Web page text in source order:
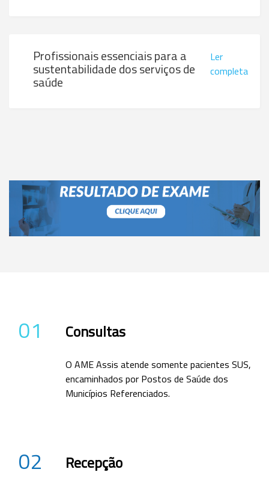
Profissionais essenciais para a
sustentabilidade dos serviços de
saúde
Ler
completa
01 Consultas
O AME Assis atende somente pacientes SUS,
encaminhados por Postos de Saúde dos
Municípios Referenciados.
02 Recepção